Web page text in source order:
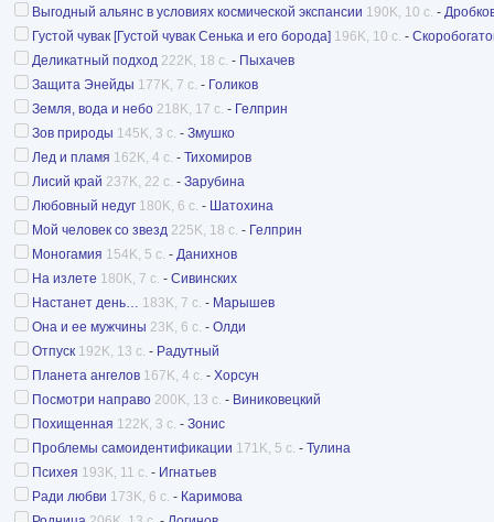
Выгодный альянс в условиях космической экспансии 190K, 10 с. -
Густой чувак [Густой чувак Сенька и его борода] 196K, 10 с. -
Деликатный подход 222K, 18 с. - Пыхачев
Защита Энейды 177K, 7 с. - Голиков
Земля, вода и небо 218K, 17 с. - Гелприн
Зов природы 145K, 3 с. - Змушко
Лед и пламя 162K, 4 с. - Тихомиров
Лисий край 237K, 22 с. - Зарубина
Любовный недуг 180K, 6 с. - Шатохина
Мой человек со звезд 225K, 18 с. - Гелприн
Моногамия 154K, 5 с. - Данихнов
На излете 180K, 7 с. - Сивинских
Настанет день… 183K, 7 с. - Марышев
Она и ее мужчины 23K, 6 с. - Олди
Отпуск 192K, 13 с. - Радутный
Планета ангелов 167K, 4 с. - Хорсун
Посмотри направо 200K, 13 с. - Виниковецкий
Похищенная 122K, 3 с. - Зонис
Проблемы самоидентификации 171K, 5 с. - Тулина
Психея 193K, 11 с. - Игнатьев
Ради любви 173K, 6 с. - Каримова